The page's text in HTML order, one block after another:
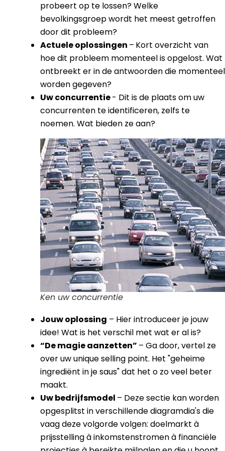
probeert op te lossen? Welke
bevolkingsgroep wordt het meest getroffen
door dit probleem?
Actuele oplossingen – Kort overzicht van
hoe dit probleem momenteel is opgelost. Wat
ontbreekt er in de antwoorden die momenteel
worden gegeven?
Uw concurrentie- Dit is de plaats om uw
concurrenten te identificeren, zelfs te
noemen. Wat bieden ze aan?
Ken uw concurrentie
Jouw oplossing – Hier introduceer je jouw
idee! Wat is het verschil met wat er al is?
“De magie aanzetten” – Ga door, vertel ze
over uw unique selling point. Het "geheime
ingrediënt in je saus" dat het o zo veel beter
maakt.
Uw bedrijfsmodel – Deze sectie kan worden
opgesplitst in verschillende diagramdia's die
vaag deze volgorde volgen: doelmarkt à
prijsstelling à inkomstenstromen à financiële